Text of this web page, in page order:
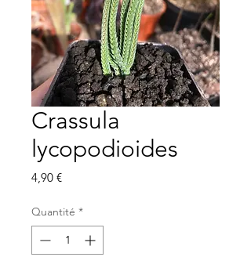
Crassula
lycopodioides
4,90 €Prix
Quantité *